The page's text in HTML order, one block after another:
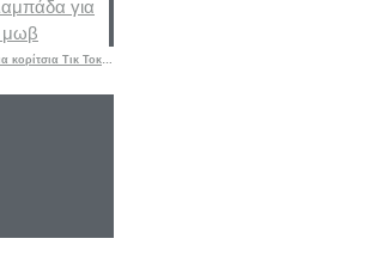
Χειροποίητη λαμπάδα για κορίτσια Τικ Τοκ μωβ